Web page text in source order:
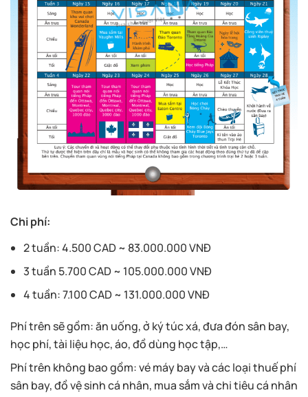
Chi phí:
2 tuần: 4.500 CAD ~ 83.000.000 VNĐ
3 tuần 5.700 CAD ~ 105.000.000 VNĐ
4 tuần: 7.100 CAD ~ 131.000.000 VNĐ
Phí trên sẽ gồm: ăn uống, ở ký túc xá, đưa đón sân bay,
học phí, tài liệu học, áo, đồ dùng học tập,…
Phí trên không bao gồm: vé máy bay và các loại thuế phí
sân bay, đồ vệ sinh cá nhân, mua sắm và chi tiêu cá nhân